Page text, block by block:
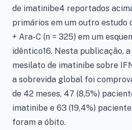
de imatinibe4 reportados
primários em um outro estudo
+ Ara-C (n = 325) em um
idêntico16. Nesta publicação,
mesilato de imatinibe sobre
a sobrevida global foi
de 42 meses, 47 (8,5%)
imatinibe e 63 (19,4%)
foram a óbito.